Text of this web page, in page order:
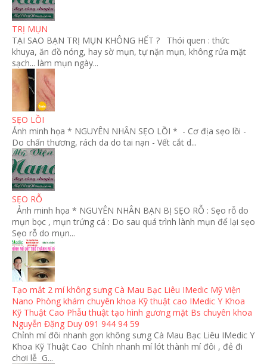
TRỊ MỤN
TẠI SAO BẠN TRỊ MỤN KHÔNG HẾT ? Thói quen : thức
khuya, ăn đồ nóng, hay sờ mụn, tự nặn mụn, không rửa mặt
sạch... làm mụn ngày...
SẸO LỒI
Ảnh minh họa * NGUYÊN NHÂN SẸO LỒI * - Cơ địa sẹo lồi -
Do chấn thương, rách da do tai nạn - Vết cắt d...
SẸO RỖ
Ảnh minh họa * NGUYÊN NHÂN BẠN BỊ SẸO RỖ : Sẹo rỗ do
mụn bọc , mụn trứng cá : Do sau quá trình lành mụn để lại sẹo
Sẹo rỗ do mụn...
Tạo mắt 2 mí không sưng Cà Mau Bạc Liêu IMedic Mỹ Viện
Nano Phòng khám chuyên khoa Kỹ thuật cao IMedic Y Khoa
Kỹ Thuật Cao Phẫu thuật tạo hình gương mặt Bs chuyên khoa
Nguyễn Đặng Duy 091 944 94 59
Chỉnh mí đôi nhanh gọn không sưng Cà Mau Bạc Liêu IMedic Y
Khoa Kỹ Thuật Cao Chỉnh nhanh mí lót thành mí đôi , đẻ đi
chơi lễ G...